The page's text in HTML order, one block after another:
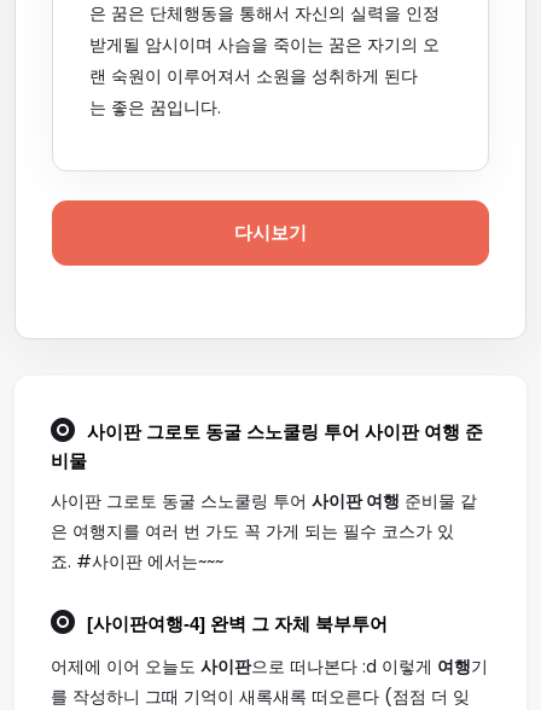
은 꿈은 단체행동을 통해서 자신의 실력을 인정
받게될 암시이며 사슴을 죽이는 꿈은 자기의 오
랜 숙원이 이루어져서 소원을 성취하게 된다
는 좋은 꿈입니다.
다시보기
사이판 그로토 동굴 스노쿨링 투어 사이판 여행 준
비물
사이판 그로토 동굴 스노쿨링 투어 사이판 여행 준비물 같
은 여행지를 여러 번 가도 꼭 가게 되는 필수 코스가 있
죠. #사이판 에서는~~~
[사이판여행-4] 완벽 그 자체 북부투어
어제에 이어 오늘도 사이판으로 떠나본다 :d 이렇게 여행기
를 작성하니 그때 기억이 새록새록 떠오른다 (점점 더 잊